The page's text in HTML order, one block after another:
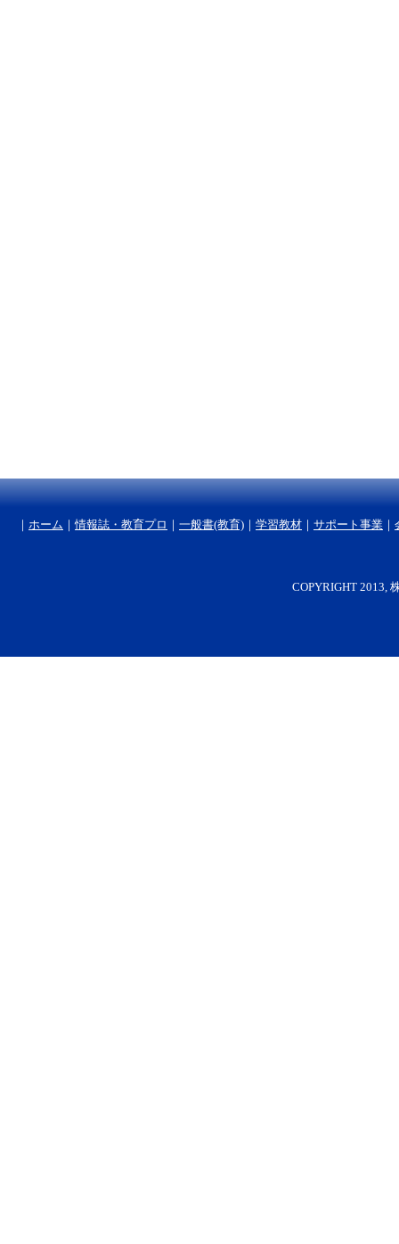
｜ ホーム ｜情報誌・教育プロ ｜ 一般書(教育) ｜ 学習教材 ｜ サポート事業 ｜
COPYRIGHT 2013,